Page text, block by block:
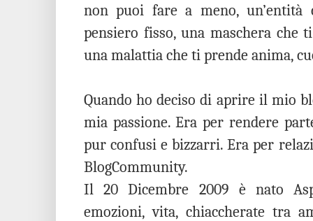
non puoi fare a meno,
pensiero fisso, una maschera che
una malattia che ti prende anima,
Quando ho deciso di aprire il mio
mia passione. Era per rendere
pur confusi e bizzarri. Era per
BlogCommunity.
Il 20 Dicembre 2009 è nato
emozioni, vita, chiaccherate tra